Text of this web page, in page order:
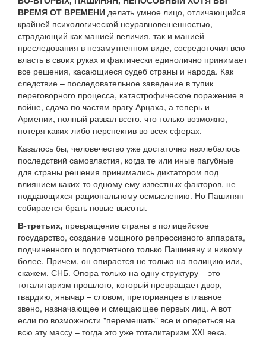
ВРЕМЯ ОТ ВРЕМЕНИ делать умное лицо, отличающийся
крайней психологической неуравновешенностью,
страдающий как манией величия, так и манией
преследования в незамутненном виде, сосредоточил всю
власть в своих руках и фактически единолично принимает
все решения, касающиеся судеб страны и народа. Как
следствие – последовательное заведение в тупик
переговорного процесса, катастрофическое поражение в
войне, сдача по частям врагу Арцаха, а теперь и
Армении, полный развал всего, что только возможно,
потеря каких-либо перспектив во всех сферах.
Казалось бы, человечество уже достаточно нахлебалось
последствий самовластия, когда те или иные пагубные
для страны решения принимались диктатором под
влиянием каких-то одному ему известных факторов, не
поддающихся рациональному осмыслению. Но Пашинян
собирается брать новые высоты.
В-третьих, превращение страны в полицейское
государство, создание мощного репрессивного аппарата,
подчиненного и подотчетного только Пашиняну и никому
более. Причем, он опирается не только на полицию или,
скажем, СНБ. Опора только на одну структуру – это
тоталитаризм прошлого, который превращает двор,
гвардию, янычар – словом, преторианцев в главное
звено, назначающее и смещающее первых лиц. А вот
если по возможности "перемешать" все и опереться на
всю эту массу – тогда это уже тоталитаризм XXI века.